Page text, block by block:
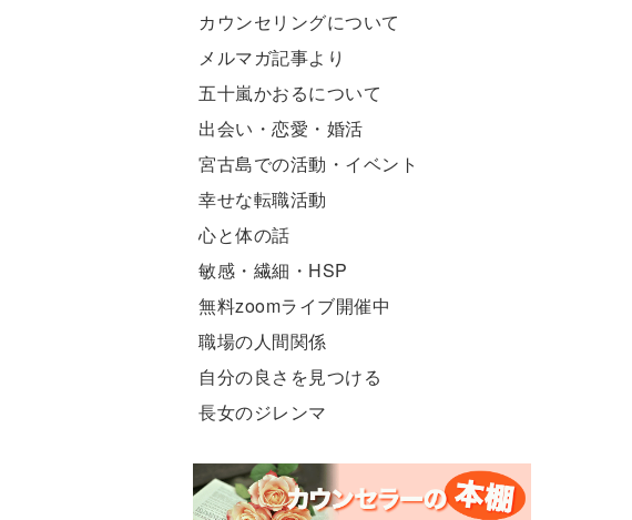
カウンセリングについて
メルマガ記事より
五十嵐かおるについて
出会い・恋愛・婚活
宮古島での活動・イベント
幸せな転職活動
心と体の話
敏感・繊細・HSP
無料zoomライブ開催中
職場の人間関係
自分の良さを見つける
長女のジレンマ